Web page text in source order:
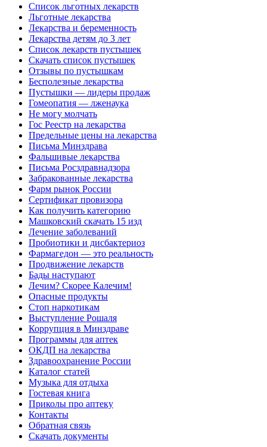
Список льготных лекарств
Льготные лекарства
Лекарства и беременность
Лекарства детям до 3 лет
Список лекарств пустышек
Скачать список пустышек
Отзывы по пустышкам
Бесполезные лекарства
Пустышки — лидеры продаж
Гомеопатия — лженаука
Не могу молчать
Гос Реестр на лекарства
Предельные цены на лекарства
Письма Минздрава
Фальшивые лекарства
Письма Росздравнадзора
Забракованные лекарства
Фарм рынок России
Сертификат провизора
Как получить категорию
Машковский скачать 15 изд
Лечение заболеваний
Пробиотики и дисбактериоз
Фармагедон — это реальность
Продвижение лекарств
Бады наступают
Лечим? Скорее Калечим!
Опасные продукты
Стоп наркотикам
Выступление Рошаля
Коррупция в Минздраве
Программы для аптек
ОКДП на лекарства
Здравоохранение России
Каталог статей
Музыка для отдыха
Гостевая книга
Приколы про аптеку
Контакты
Обратная связь
Скачать документы